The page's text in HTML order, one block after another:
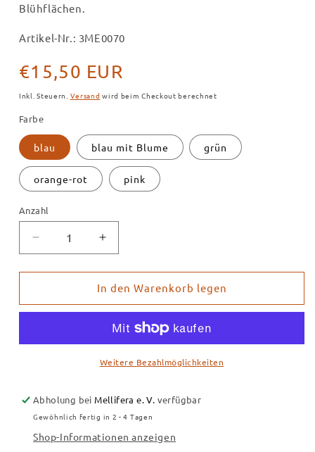
Blühflächen.
Artikel-Nr.: 3ME0070
Normaler
Preis
€15,50 EUR
Inkl. Steuern. Versand wird beim Checkout berechnet
Farbe
blau blau mit Blume grün
orange-rot pink
Anzahl
Verringere
die
Menge
Gartenschild
Farben
Erhöhe
die
Menge
für
Gartenschild
verschiedene
Farben
In den Warenkorb legen
Weitere Bezahlmöglichkeiten
Abholung bei Mellifera e. V. verfügbar
Gewöhnlich fertig in 2 - 4 Tagen
Shop-Informationen anzeigen